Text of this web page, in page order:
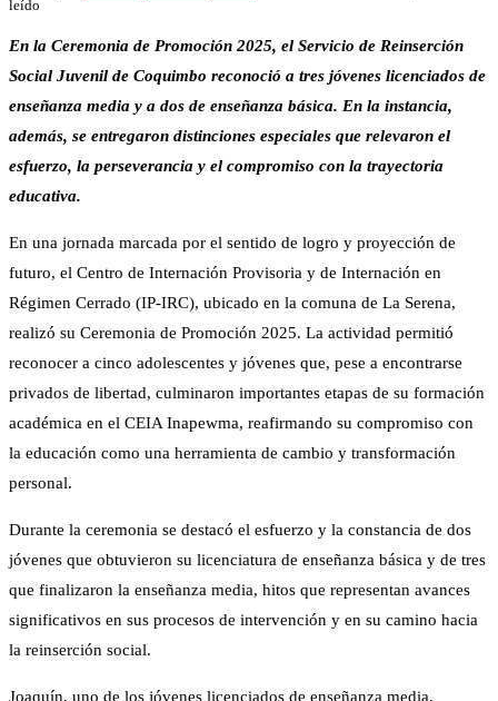
leído
En la Ceremonia de Promoción 2025, el Servicio de Reinserción
Social Juvenil de Coquimbo reconoció a tres jóvenes licenciados de
enseñanza media y a dos de enseñanza básica. En la instancia,
además, se entregaron distinciones especiales que relevaron el
esfuerzo, la perseverancia y el compromiso con la trayectoria
educativa.
En una jornada marcada por el sentido de logro y proyección de
futuro, el Centro de Internación Provisoria y de Internación en
Régimen Cerrado (IP-IRC), ubicado en la comuna de La Serena,
realizó su Ceremonia de Promoción 2025. La actividad permitió
reconocer a cinco adolescentes y jóvenes que, pese a encontrarse
privados de libertad, culminaron importantes etapas de su formación
académica en el CEIA Inapewma, reafirmando su compromiso con
la educación como una herramienta de cambio y transformación
personal.
Durante la ceremonia se destacó el esfuerzo y la constancia de dos
jóvenes que obtuvieron su licenciatura de enseñanza básica y de tres
que finalizaron la enseñanza media, hitos que representan avances
significativos en sus procesos de intervención y en su camino hacia
la reinserción social.
Joaquín, uno de los jóvenes licenciados de enseñanza media,